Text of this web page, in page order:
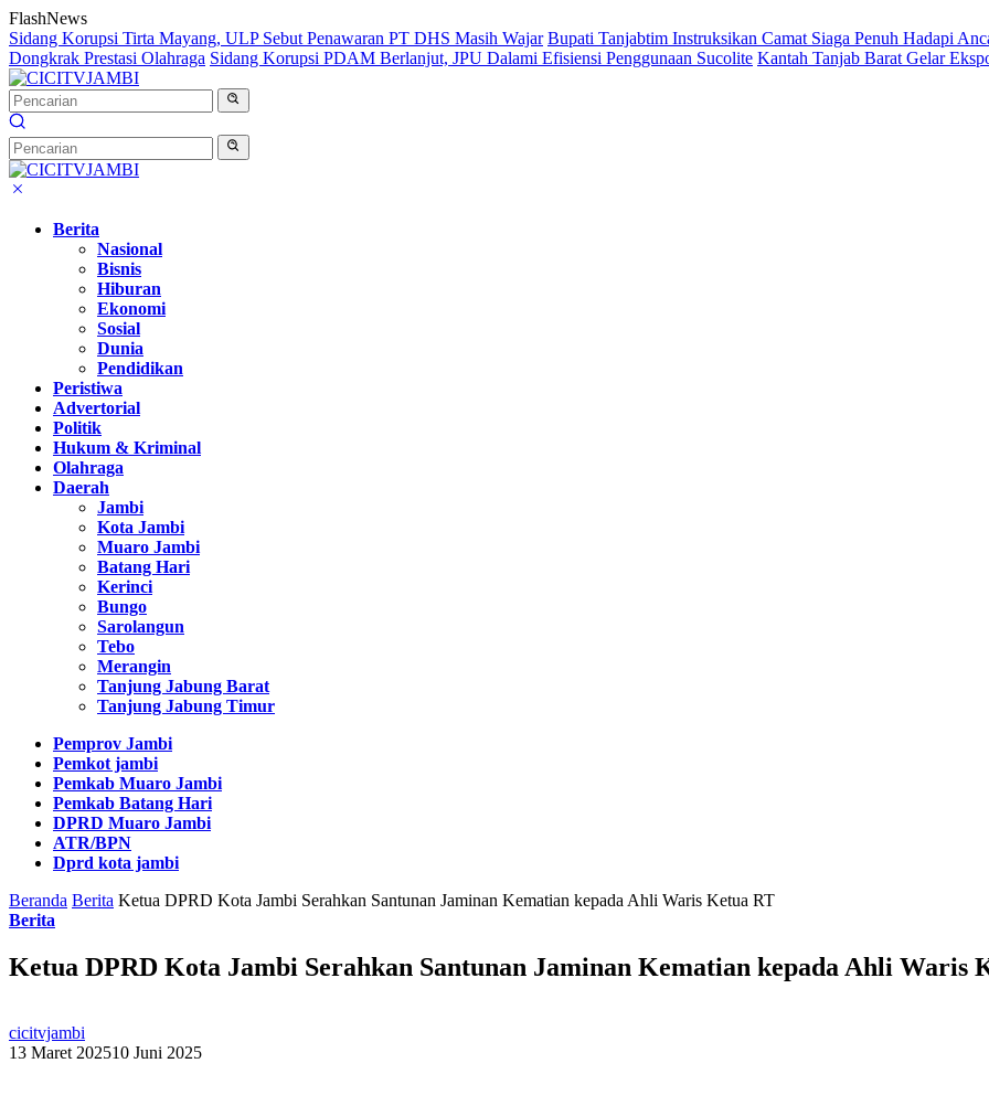
Langsung
ke
konten
FlashNews
Sidang Korupsi Tirta Mayang, ULP Sebut Penawaran PT DHS Masih Wajar Bupati Tanjabtim Instruksikan Camat Siaga Penuh Hadapi
Dongkrak Prestasi Olahraga Sidang Korupsi PDAM Berlanjut, JPU Dalami Efisiensi Penggunaan Sucolite Kantah Tanjab Barat Gelar
Berita
Nasional
Bisnis
Hiburan
Ekonomi
Sosial
Dunia
Pendidikan
Peristiwa
Advertorial
Politik
Hukum & Kriminal
Olahraga
Daerah
Jambi
Kota Jambi
Muaro Jambi
Batang Hari
Kerinci
Bungo
Sarolangun
Tebo
Merangin
Tanjung Jabung Barat
Tanjung Jabung Timur
Pemprov Jambi
Pemkot jambi
Pemkab Muaro Jambi
Pemkab Batang Hari
DPRD Muaro Jambi
ATR/BPN
Dprd kota jambi
Beranda Berita Ketua DPRD Kota Jambi Serahkan Santunan Jaminan Kematian kepada Ahli Waris Ketua RT
Berita
Ketua DPRD Kota Jambi Serahkan Santunan Jaminan Kematian kepada Ahli Waris
cicitvjambi
13 Maret 202510 Juni 2025